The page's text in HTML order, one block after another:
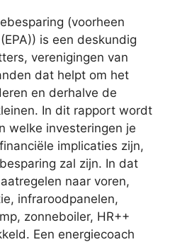
(voorheen
is een deskundig
verenigingen van
dat helpt om het
en derhalve de
In dit rapport wordt
welke investeringen je
implicaties zijn,
zal zijn. In dat
naar voren,
infraroodpanelen,
zonneboiler, HR++
Een energiecoach